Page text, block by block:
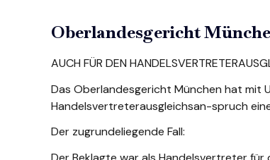
Oberlandesgericht
AUCH FÜR DEN
Das Oberlandesgericht München hat mit
Handelsvertreterausgleichsan-spruch
Der zugrundeliegende Fall: